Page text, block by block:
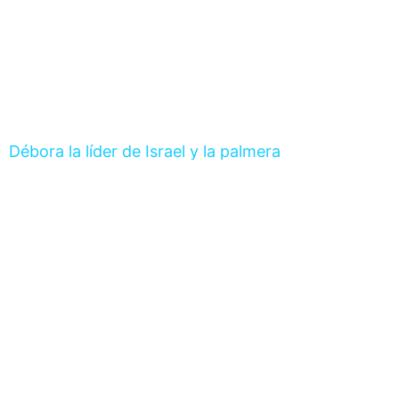
Débora la líder de Israel y la palmera